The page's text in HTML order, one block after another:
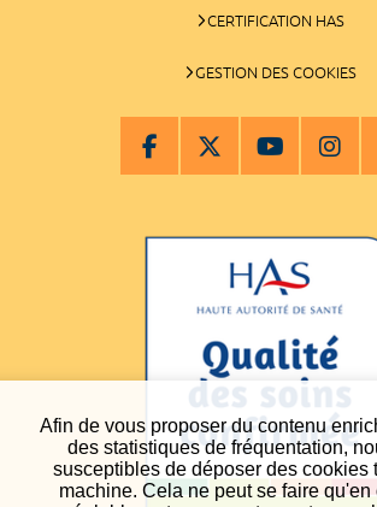
Afin de vous proposer du contenu
des statistiques de fréquentation,
susceptibles de déposer des cookies
machine. Cela ne peut se faire qu'en
CERTIFICATION HAS
GESTION DES COOKIES